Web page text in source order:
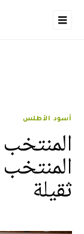
أسود الأطلس
المنتخب
ثقيلة